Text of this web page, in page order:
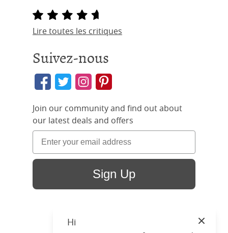
Lire toutes les critiques
Suivez-nous
Join our community and find out about
our latest deals and offers
Sign Up
Hi
Close